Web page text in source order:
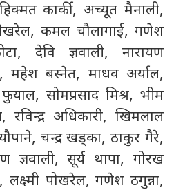
कार्की, अच्यूत मैनाली,
कमल चौलागाई, गणेश
देवि ज्ञवाली, नारायण
महेश बस्नेत, माधव अर्याल,
फुयाल, सोमप्रसाद मिश्र, भीम
रविन्द्र अधिकारी, खिमलाल
चन्द्र खड्का, ठाकुर गैरे,
ज्ञवाली, सूर्य थापा, गोरख
लक्ष्मी पोखरेल, गणेश ठगुन्ना,